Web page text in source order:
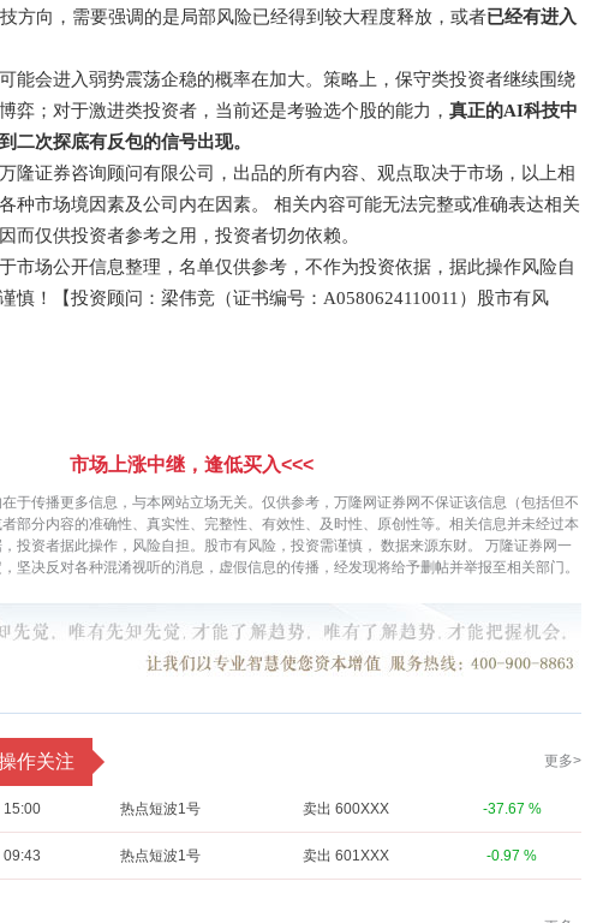
向，需要强调的是局部风险已经得到较大程度释放，或者已经有进入
会进入弱势震荡企稳的概率在加大。策略上，保守类投资者继续围绕
弈；对于激进类投资者，当前还是考验选个股的能力， 真正的AI科技中
二次探底有反包的信号出现。
证券咨询顾问有限公司，出品的所有内容、观点取决于市场，以上相
种市场境因素及公司内在因素。 相关内容可能无法完整或准确表达相关
而仅供投资者参考之用，投资者切勿依赖。
场公开信息整理，名单仅供参考，不作为投资依据，据此操作风险自
慎！【投资顾问：梁伟竞（证书编号：A0580624110011）股市有风
市场上涨中继，逢低买入<<<
于传播更多信息，与本网站立场无关。仅供参考，万隆网证券网不保证该信息（包括但不
部分内容的准确性、真实性、完整性、有效性、及时性、原创性等。相关信息并未经过本
投资者据此操作，风险自担。股市有风险，投资需谨慎， 数据来源东财。
万隆证券网一
坚决反对各种混淆视听的消息，虚假信息的传播，经发现将给予删帖并举报至相关部门。
更多>
作关注
15:00 热点短波1号 卖出 600XXX -37.67 %
09:43 热点短波1号 卖出 601XXX -0.97 %